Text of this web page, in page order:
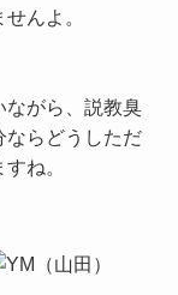
んよ。
ながら、説教臭
ならどうしただ
ね。